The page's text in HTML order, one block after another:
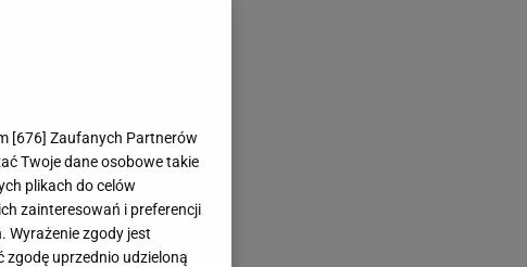
magia. To
[676] Zaufanych Partnerów
Twoje dane osobowe takie
plikach do celów
zainteresowań i preferencji
Wyrażenie zgody jest
zgodę uprzednio udzieloną